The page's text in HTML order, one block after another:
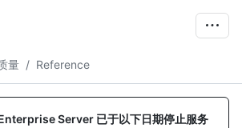
量 / Reference
Server 已于以下日期停止服务